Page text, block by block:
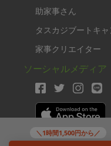
＼1時間1,500円から／
助家事さん
タスカジブートキ
家事クリエイター
ソーシャルメディア